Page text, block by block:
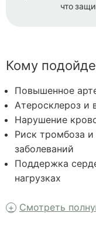
что
Кому
Повышенное
Атеросклероз и
Нарушение
Риск тромбоза
заболеваний
Поддержка
нагрузках
Смотреть